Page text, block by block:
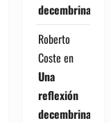
decembrina
Roberto
Coste en
Una
reflexión
decembrina